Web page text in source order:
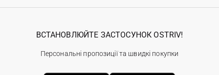
ВСТАНОВЛЮЙТЕ ЗАСТОСУНОК OSTRIV!
Персональні пропозиції та швидкі покупки